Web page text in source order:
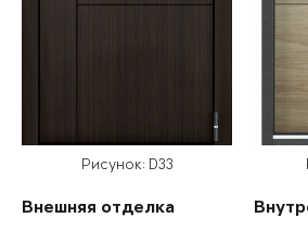
Рисунок: D33
Внешняя отделка